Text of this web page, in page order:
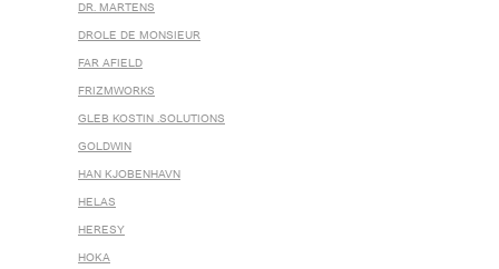
DR. MARTENS
DROLE DE MONSIEUR
FAR AFIELD
FRIZMWORKS
GLEB KOSTIN .SOLUTIONS
GOLDWIN
HAN KJOBENHAVN
HELAS
HERESY
HOKA